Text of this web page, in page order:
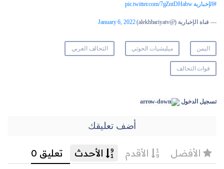
#الإخبارية pic.twitter.com/7gZntDHabw
— قناة الإخبارية (@alekhbariyatv) January 6, 2022
اليمن ميليشيات الحوثي التحالف العربي
قوات التحالف
تسجيل الدخول
أضف تعليقك